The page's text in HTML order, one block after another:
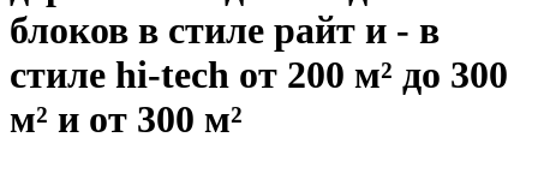
блоков в стиле райт и - в
стиле hi-tech от 200 м² до 300
м² и от 300 м²